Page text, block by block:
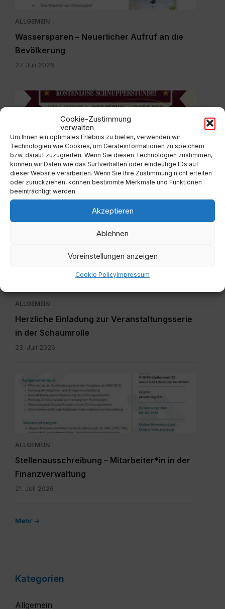
Cookie-Zustimmung
verwalten
Um Ihnen ein optimales Erlebnis zu bieten, verwenden wir
Technologien wie Cookies, um Geräteinformationen zu speichern
bzw. darauf zuzugreifen. Wenn Sie diesen Technologien zustimmen,
können wir Daten wie das Surfverhalten oder eindeutige IDs auf
dieser Website verarbeiten. Wenn Sie Ihre Zustimmung nicht erteilen
oder zurückziehen, können bestimmte Merkmale und Funktionen
beeinträchtigt werden.
Akzeptieren
Ablehnen
Voreinstellungen anzeigen
Cookie PolicyImpressum
ALLGEMEIN
Wassersparen – Neuerlicher Aufruf an die
Bevölkerung
27. Juli 2026
plakát
pdf.pdf
ALLGEMEIN
Neue Majoretten Gruppe – kostenlose
Schnupperstunde
ALLGEMEIN
Herzliche Einladung zur Veranstaltungsserie
in der Schaumrolle
23. Juli 2026
Millstatt
MA
(1).pdf
ALLGEMEIN
Stellenausschreibung – Mitarbeiter*in in der
Finanzverwaltung
21. Juli 2026
Mehr
Kategorien
Allgemein